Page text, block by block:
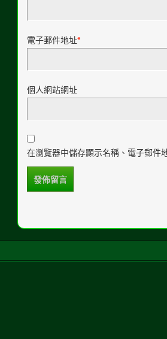
電子郵件地址*
個人網站網址
在瀏覽器中儲存顯示名稱、電子郵件